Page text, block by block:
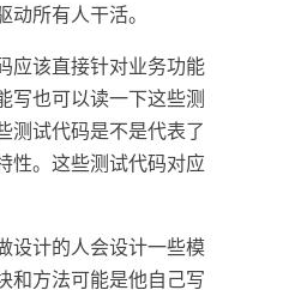
所有人干活。
应该直接针对业务功能
写也可以读一下这些测
测试代码是不是代表了
性。这些测试代码对应
设计的人会设计一些模
和方法可能是他自己写